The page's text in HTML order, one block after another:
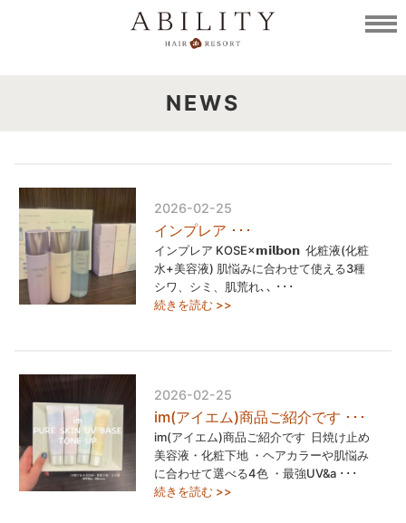
NEWS
2026-02-25
インプレア ･･･
インプレア KOSE×𝗺𝗶𝗹𝗯𝗼𝗻 ⁡ 化粧液(化粧
水+美容液) 肌悩みに合わせて使える3種 ⁡
シワ、シミ、肌荒れ､､ ･･･
続きを読む >>
2026-02-25
im(アイエム)商品ご紹介です ･･･
im(アイエム)商品ご紹介です ⁡ 日焼け止め
美容液・化粧下地 ・ヘアカラーや肌悩み
に合わせて選べる4色 ・最強UV&a ･･･
続きを読む >>